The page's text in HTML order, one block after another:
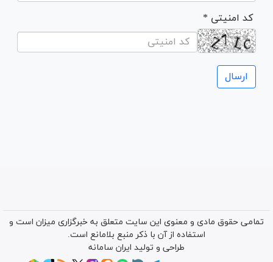
* کد امنیتی
تمامی حقوق مادی و معنوی این سایت متعلق به خبرگزاری میزان است و
استفاده از آن با ذکر منبع بلامانع است.
طراحی و تولید ایران سامانه